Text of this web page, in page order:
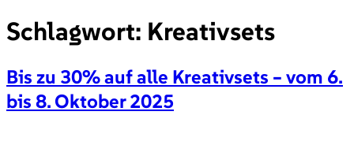
Schlagwort: Kreativsets
Bis zu 30% auf alle Kreativsets – vom 6.
bis 8. Oktober 2025